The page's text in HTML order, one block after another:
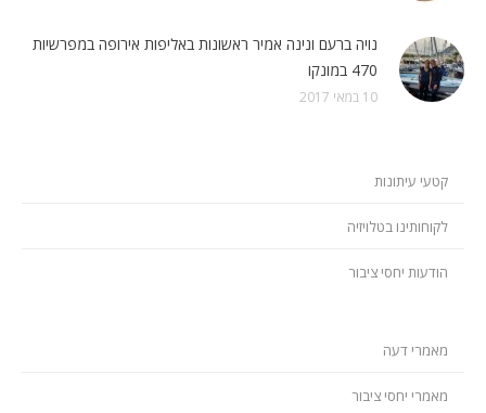
נויה ברעם ונינה אמיר ראשונות באליפות אירופה במפרשיות
470 במונקו
10 במאי 2017
קטעי עיתונות
לקוחותינו בטלויזיה
הודעות יחסי ציבור
מאמרי דעה
מאמרי יחסי ציבור